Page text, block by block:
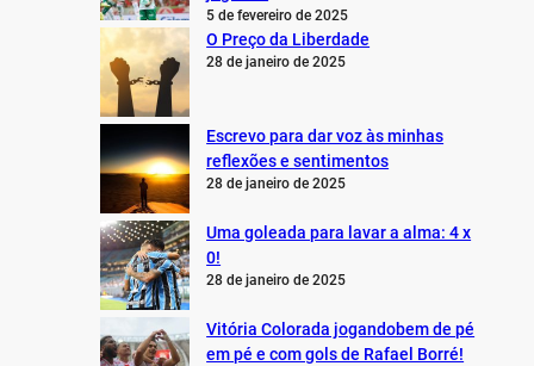
5 de fevereiro de 2025
O Preço da Liberdade
28 de janeiro de 2025
Escrevo para dar voz às minhas
reflexões e sentimentos
28 de janeiro de 2025
Uma goleada para lavar a alma: 4 x
0!
28 de janeiro de 2025
Vitória Colorada jogandobem de pé
em pé e com gols de Rafael Borré!